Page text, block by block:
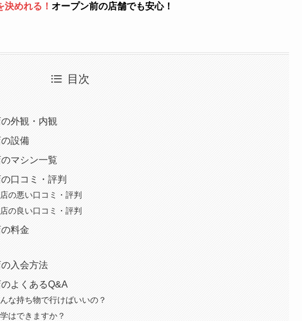
決めれる！ オープン前の店舗でも安心！
目次
外観・内観
設備
マシン一覧
口コミ・評判
の悪い口コミ・評判
の良い口コミ・評判
料金
入会方法
よくあるQ&A
な持ち物で行けばいいの？
はできますか？